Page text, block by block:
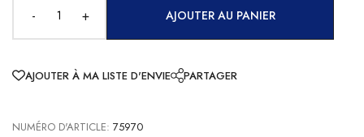
- + AJOUTER AU PANIER
AJOUTER À MA LISTE D'ENVIE PARTAGER
NUMÉRO D'ARTICLE: 75970